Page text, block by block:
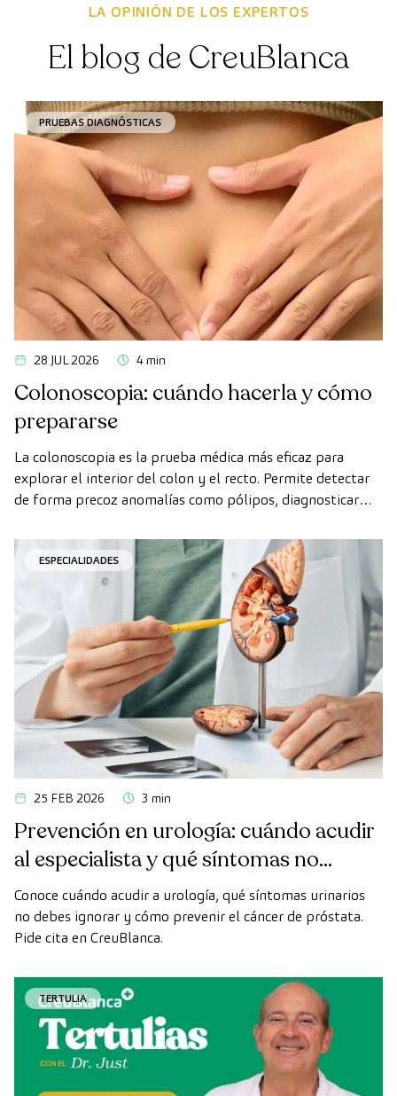
LA OPINIÓN DE LOS EXPERTOS
El blog de CreuBlanca
PRUEBAS DIAGNÓSTICAS
28 JUL 2026 4 min
Colonoscopia: cuándo hacerla y cómo
prepararse
La colonoscopia es la prueba médica más eficaz para
explorar el interior del colon y el recto. Permite detectar
de forma precoz anomalías como pólipos, diagnosticar
ESPECIALIDADES
25 FEB 2026 3 min
Prevención en urología: cuándo acudir
al especialista y qué síntomas no
ignorar
Conoce cuándo acudir a urología, qué síntomas urinarios
no debes ignorar y cómo prevenir el cáncer de próstata.
Pide cita en CreuBlanca.
TERTULIA